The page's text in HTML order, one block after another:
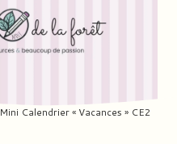
Mini Calendrier « Vacances » CE2